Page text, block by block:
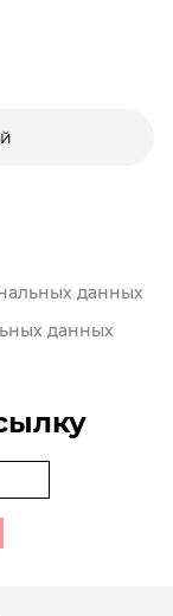
данных
данных